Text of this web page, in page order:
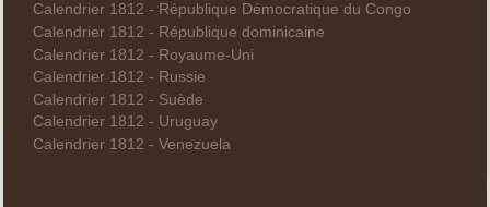
Calendrier 1812 - République Démocratique du Congo
Calendrier 1812 - République dominicaine
Calendrier 1812 - Royaume-Uni
Calendrier 1812 - Russie
Calendrier 1812 - Suède
Calendrier 1812 - Uruguay
Calendrier 1812 - Venezuela